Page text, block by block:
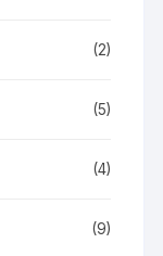
(2)
(5)
(4)
(9)